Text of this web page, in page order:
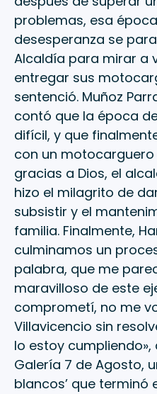
problemas, esa
desesperanza se
Alcaldía para mirar a
entregar sus
sentenció. Muñoz
contó que la época
difícil, y que
con un
gracias a Dios, el
hizo el milagrito de
subsistir y el
familia. Finalmente,
culminamos un
palabra, que me
maravilloso de este
comprometí, no me
Villavicencio sin
lo estoy
Galería 7 de Agosto,
blancos’ que terminó